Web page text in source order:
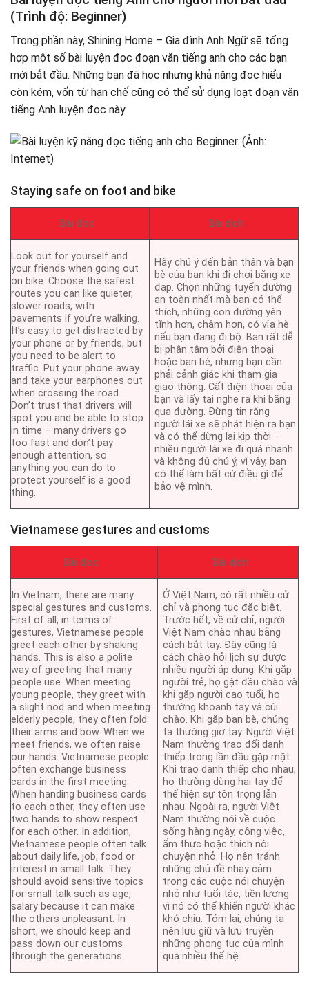
(Trình độ: Beginner)
Trong phần này, Shining Home – Gia đình Anh Ngữ sẽ tổng
hợp một số bài luyện đọc đoạn văn tiếng anh cho các bạn
mới bắt đầu. Những bạn đã học nhưng khả năng đọc hiểu
còn kém, vốn từ hạn chế cũng có thể sử dụng loạt đoạn văn
tiếng Anh luyện đọc này.
Staying safe on foot and bike
Bài đọc Bài dịch
Look out for yourself and
your friends when going out
on bike. Choose the safest
routes you can like quieter,
slower roads, with
pavements if you’re walking.
It’s easy to get distracted by
your phone or by friends, but
you need to be alert to
traffic. Put your phone away
and take your earphones out
when crossing the road.
Don’t trust that drivers will
spot you and be able to stop
in time – many drivers go
too fast and don’t pay
enough attention, so
anything you can do to
protect yourself is a good
thing.
Hãy chú ý đến bản thân và bạn
bè của bạn khi đi chơi bằng xe
đạp. Chọn những tuyến đường
an toàn nhất mà bạn có thể
thích, những con đường yên
tĩnh hơn, chậm hơn, có vỉa hè
nếu bạn đang đi bộ. Bạn rất dễ
bị phân tâm bởi điện thoại
hoặc bạn bè, nhưng bạn cần
phải cảnh giác khi tham gia
giao thông. Cất điện thoại của
bạn và lấy tai nghe ra khi băng
qua đường. Đừng tin rằng
người lái xe sẽ phát hiện ra bạn
và có thể dừng lại kịp thời –
nhiều người lái xe đi quá nhanh
và không đủ chú ý, vì vậy, bạn
có thể làm bất cứ điều gì để
bảo vệ mình.
Vietnamese gestures and customs
Bài đọc Bài dịch
In Vietnam, there are many
special gestures and customs.
First of all, in terms of
gestures, Vietnamese people
greet each other by shaking
hands. This is also a polite
way of greeting that many
people use. When meeting
young people, they greet with
a slight nod and when meeting
elderly people, they often fold
their arms and bow. When we
meet friends, we often raise
our hands. Vietnamese people
often exchange business
cards in the first meeting.
When handing business cards
to each other, they often use
two hands to show respect
for each other. In addition,
Vietnamese people often talk
about daily life, job, food or
interest in small talk. They
should avoid sensitive topics
for small talk such as age,
salary because it can make
the others unpleasant. In
short, we should keep and
pass down our customs
through the generations.
Ở Việt Nam, có rất nhiều cử
chỉ và phong tục đặc biệt.
Trước hết, về cử chỉ, người
Việt Nam chào nhau bằng
cách bắt tay. Đây cũng là
cách chào hỏi lịch sự được
nhiều người áp dụng. Khi gặp
người trẻ, họ gật đầu chào và
khi gặp người cao tuổi, họ
thường khoanh tay và cúi
chào. Khi gặp bạn bè, chúng
ta thường giơ tay. Người Việt
Nam thường trao đổi danh
thiếp trong lần đầu gặp mặt.
Khi trao danh thiếp cho nhau,
họ thường dùng hai tay để
thể hiện sự tôn trọng lẫn
nhau. Ngoài ra, người Việt
Nam thường nói về cuộc
sống hàng ngày, công việc,
ẩm thực hoặc thích nói
chuyện nhỏ. Họ nên tránh
những chủ đề nhạy cảm
trong các cuộc nói chuyện
nhỏ như tuổi tác, tiền lương
vì nó có thể khiến người khác
khó chịu. Tóm lại, chúng ta
nên lưu giữ và lưu truyền
những phong tục của mình
qua nhiều thế hệ.